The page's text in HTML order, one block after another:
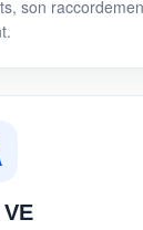
son